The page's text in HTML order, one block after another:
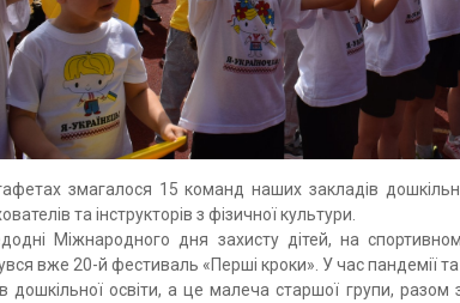
змагалося 15 команд наших закладів
та інструкторів з фізичної культури.
Міжнародного дня захисту дітей, на
вже 20-й фестиваль «Перші кроки». У час пандемії та
дошкільної освіти, а це малеча старшої групи,